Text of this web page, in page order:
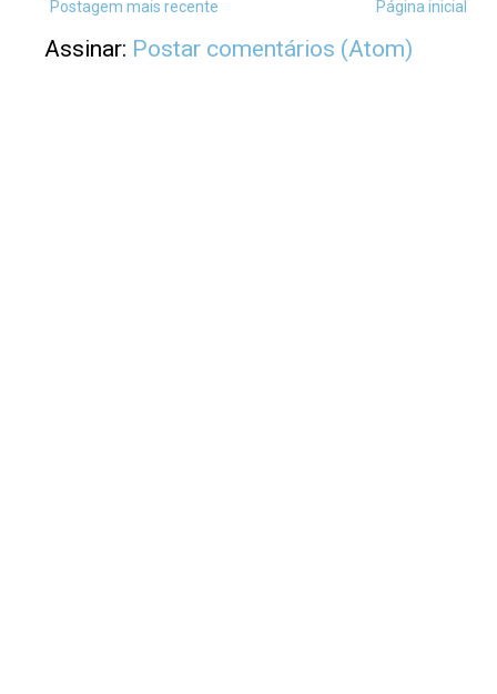
Postagem mais recente Página inicial
Assinar: Postar comentários (Atom)